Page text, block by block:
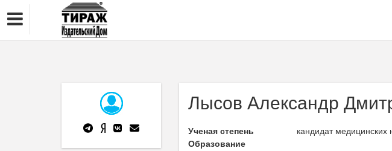
Лысов Александр
Ученая степень
кандидат медицинских
Образование